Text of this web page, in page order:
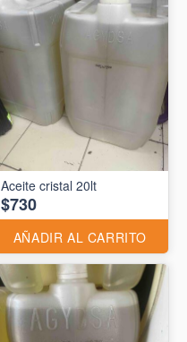
Aceite cristal 20lt
$730
AÑADIR AL CARRITO